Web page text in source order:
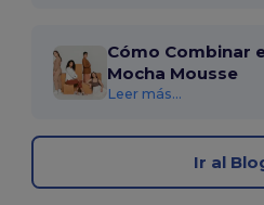
Cómo Combinar
Mocha Mousse
Leer más...
Ir al